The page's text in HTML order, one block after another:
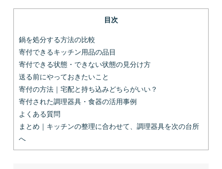
目次
鍋を処分する方法の比較
寄付できるキッチン用品の品目
寄付できる状態・できない状態の見分け方
送る前にやっておきたいこと
寄付の方法｜宅配と持ち込みどちらがいい？
寄付された調理器具・食器の活用事例
よくある質問
まとめ｜キッチンの整理に合わせて、調理器具を次の台所
へ